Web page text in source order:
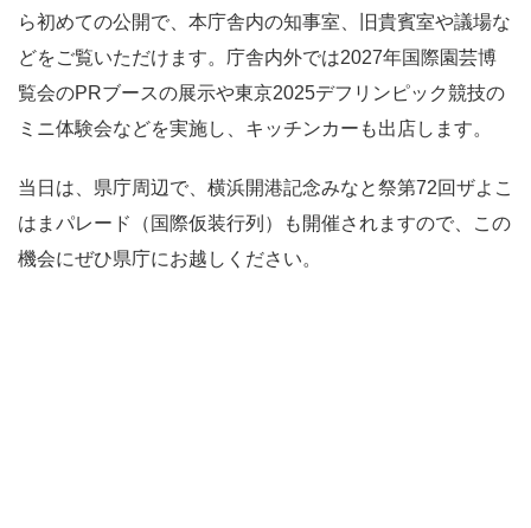
ら初めての公開で、本庁舎内の知事室、旧貴賓室や議場な
どをご覧いただけます。庁舎内外では2027年国際園芸博
覧会のPRブースの展示や東京2025デフリンピック競技の
ミニ体験会などを実施し、キッチンカーも出店します。
当日は、県庁周辺で、横浜開港記念みなと祭第72回ザよこ
はまパレード（国際仮装行列）も開催されますので、この
機会にぜひ県庁にお越しください。